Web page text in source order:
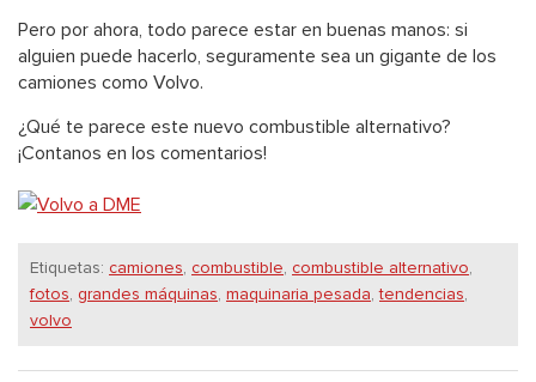
Pero por ahora, todo parece estar en buenas manos: si
alguien puede hacerlo, seguramente sea un gigante de los
camiones como Volvo.
¿Qué te parece este nuevo combustible alternativo?
¡Contanos en los comentarios!
Etiquetas: camiones, combustible, combustible alternativo,
fotos, grandes máquinas, maquinaria pesada,tendencias,
volvo